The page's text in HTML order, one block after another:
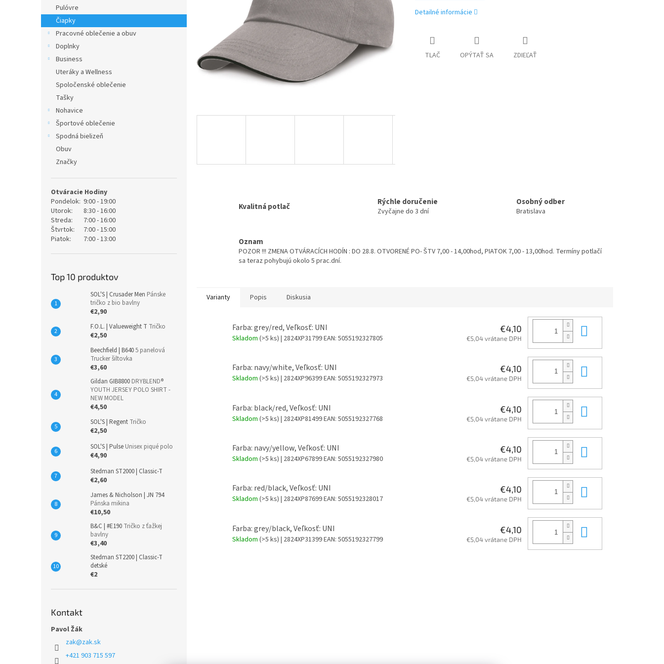
Pulóvre
Čiapky
Pracovné oblečenie a obuv
Doplnky
Business
Uteráky a Wellness
Spoločenské oblečenie
Tašky
Nohavice
Športové oblečenie
Spodná bielizeň
Obuv
Značky
Otváracie Hodiny
Pondelok: 9:00 - 19:00
Utorok:
8:30 - 16:00
Streda:
7:00 - 16:00
Štvrtok:
7:00 - 15:00
Piatok:
7:00 - 13:00
Top 10 produktov
SOL'S | Crusader Men Pánske
tričko z bio bavlny
€2,90
F.O.L. | Valueweight T Tričko
€2,50
Beechfield | B6405 panelová
Trucker šiltovka
€3,60
Gildan GIB8800 DRYBLEND®
YOUTH JERSEY POLO SHIRT -
NEW MODEL
€4,50
SOL'S | Regent Tričko
€2,50
SOL'S | Pulse Unisex piqué polo
€4,90
Stedman ST2000 | Classic-T
€2,60
James & Nicholson | JN 794
Pánska mikina
€10,50
B&C | #E190 Tričko z ťažkej
bavlny
€3,40
Stedman ST2200 | Classic-T
detské
€2
Kontakt
Pavol Žák
zak@zak.sk
+421 903 715 597
Detailné informácie
TLAČ OPÝTAŤ SA ZDIEĽAŤ
Kvalitná potlač Rýchle doručenie
Zvyčajne do 3 dní
Osobný odber
Bratislava
Oznam
POZOR !!! ZMENA OTVÁRACÍCH HODÍN : DO 28.8. OTVORENÉ PO- ŠTV 7,00 - 14,00hod, PIATOK 7,00 - 13,00hod. Termíny potlačí
sa teraz pohybujú okolo 5 prac.dní.
Varianty Popis Diskusia
Farba: grey/red, Veľkosť: UNI
Skladom (>5 ks) | 2824XP31799EAN: 5055192327805
€4,10
€5,04 vrátane DPH
Farba: navy/white, Veľkosť: UNI
Skladom (>5 ks) | 2824XP96399EAN: 5055192327973
€4,10
€5,04 vrátane DPH
Farba: black/red, Veľkosť: UNI
Skladom (>5 ks) | 2824XP81499EAN: 5055192327768
€4,10
€5,04 vrátane DPH
Farba: navy/yellow, Veľkosť: UNI
Skladom (>5 ks) | 2824XP67899EAN: 5055192327980
€4,10
€5,04 vrátane DPH
Farba: red/black, Veľkosť: UNI
Skladom (>5 ks) | 2824XP87699EAN: 5055192328017
€4,10
€5,04 vrátane DPH
Farba: grey/black, Veľkosť: UNI
Skladom (>5 ks) | 2824XP31399EAN: 5055192327799
€4,10
€5,04 vrátane DPH